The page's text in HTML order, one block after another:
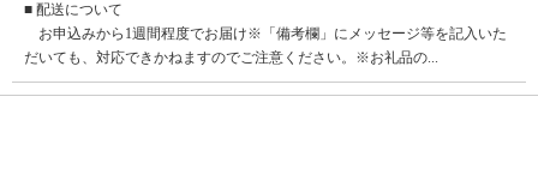
■ 配送について
お申込みから1週間程度でお届け※「備考欄」にメッセージ等を記入いた
だいても、対応できかねますのでご注意ください。※お礼品の...